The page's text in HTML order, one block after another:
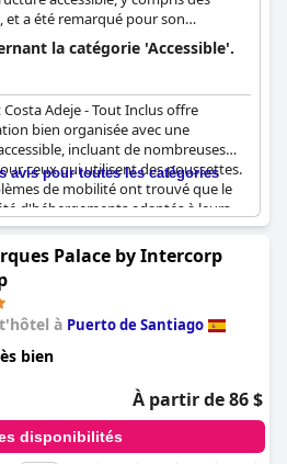
et a été remarqué pour son
clients handicapés.
la catégorie 'Accessible'.
Adeje - Tout Inclus offre
bien organisée avec une
incluant de nombreuses
ceux qui utilisent des poussettes.
de mobilité ont trouvé que le
d'hébergements adaptés à leurs
noté comme étant très attentif, en
handicapées. Cependant,
présence de nombreux escaliers
de restauration, le manque de
et l'absence de services de
poser des problèmes. De plus, le
n'étant pas entièrement accessible
avis pour toutes les catégories
Palace by Intercorp
à Puerto de Santiago
bien
À partir de 86 $
disponibilités